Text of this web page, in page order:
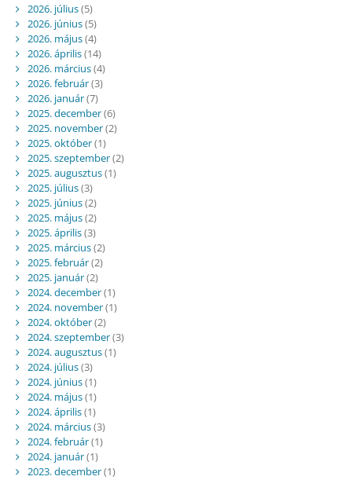
2026. július(5)
2026. június(5)
2026. május(4)
2026. április(14)
2026. március(4)
2026. február(3)
2026. január(7)
2025. december(6)
2025. november(2)
2025. október(1)
2025. szeptember(2)
2025. augusztus(1)
2025. július(3)
2025. június(2)
2025. május(2)
2025. április(3)
2025. március(2)
2025. február(2)
2025. január(2)
2024. december(1)
2024. november(1)
2024. október(2)
2024. szeptember(3)
2024. augusztus(1)
2024. július(3)
2024. június(1)
2024. május(1)
2024. április(1)
2024. március(3)
2024. február(1)
2024. január(1)
2023. december(1)